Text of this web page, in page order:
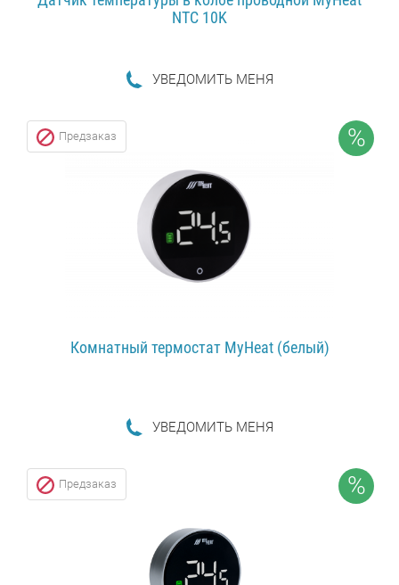
NTC 10K
УВЕДОМИТЬ МЕНЯ
%
Предзаказ
Комнатный термостат MyHeat (белый)
УВЕДОМИТЬ МЕНЯ
%
Предзаказ